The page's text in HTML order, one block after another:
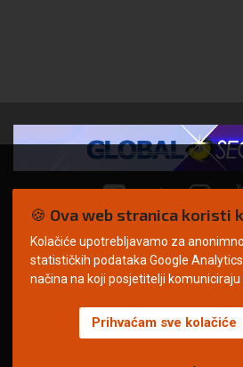
©
Uvjeti korištenja Politika
🍪 Ova web stranica koristi
Kolačiće upotrebljavamo za
statističkih podataka Google
načina na koji posjetitelji komuniciraju
Prihvaćam sve kolačiće